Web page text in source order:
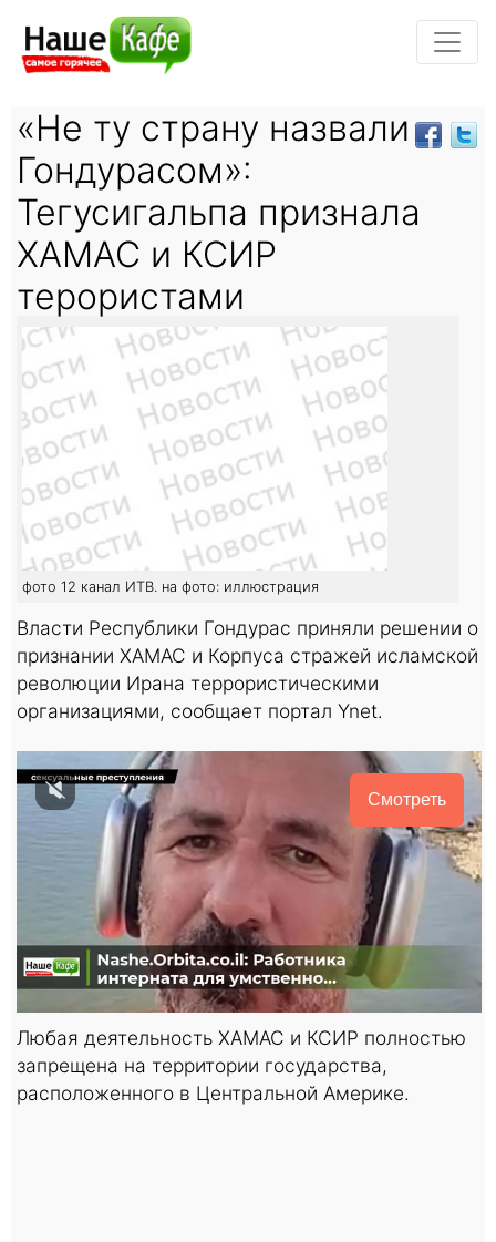
«Не ту страну назвали
Гондурасом»:
Тегусигальпа признала
ХАМАС и КСИР
терористами
фото 12 канал ИТВ. на фото: иллюстрация
Власти Республики Гондурас приняли решении о
признании ХАМАС и Корпуса стражей исламской
революции Ирана террористическими
организациями, сообщает портал Ynet.
Смотреть
Любая деятельность ХАМАС и КСИР полностью
запрещена на территории государства,
расположенного в Центральной Америке.